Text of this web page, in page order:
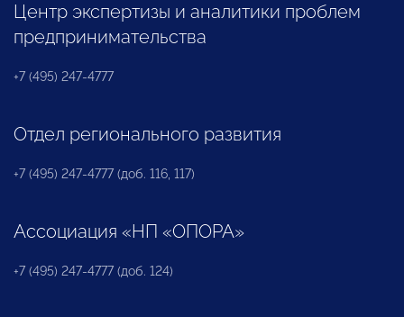
Центр экспертизы и аналитики проблем
предпринимательства
+7 (495) 247-4777
Отдел регионального развития
+7 (495) 247-4777 (доб. 116, 117)
Ассоциация «НП «ОПОРА»
+7 (495) 247-4777 (доб. 124)